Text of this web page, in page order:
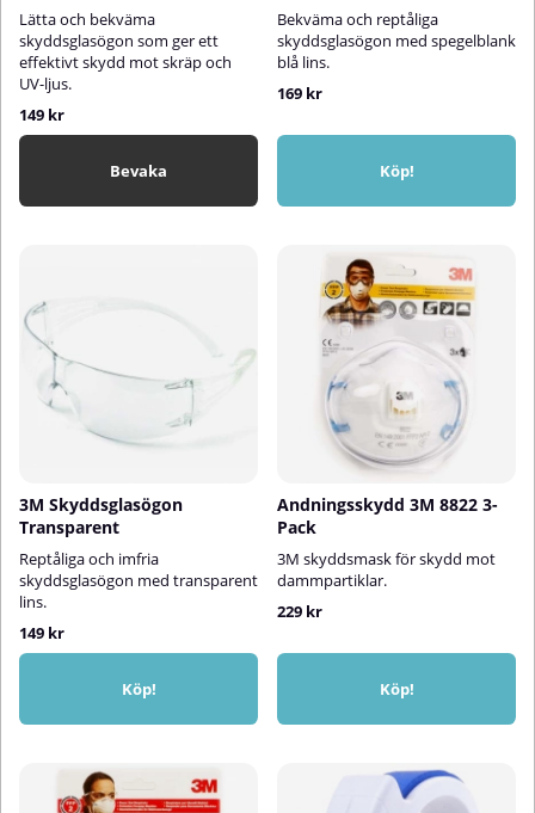
Lätta och bekväma
skyddsglasögon som ger ett
effektivt skydd mot skräp och
UV-ljus.
149 kr
Bevaka
Bekväma och reptåliga
skyddsglasögon med spegelblank
blå lins.
169 kr
Köp!
3M Skyddsglasögon
Transparent
Reptåliga och imfria
skyddsglasögon med transparent
lins.
149 kr
Köp!
Andningsskydd 3M 8822 3-
Pack
3M skyddsmask för skydd mot
dammpartiklar.
229 kr
Köp!